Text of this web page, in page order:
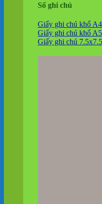
Sổ ghi chú
Giấy ghi chú khổ A4
Giấy ghi chú khổ
Giấy ghi chú